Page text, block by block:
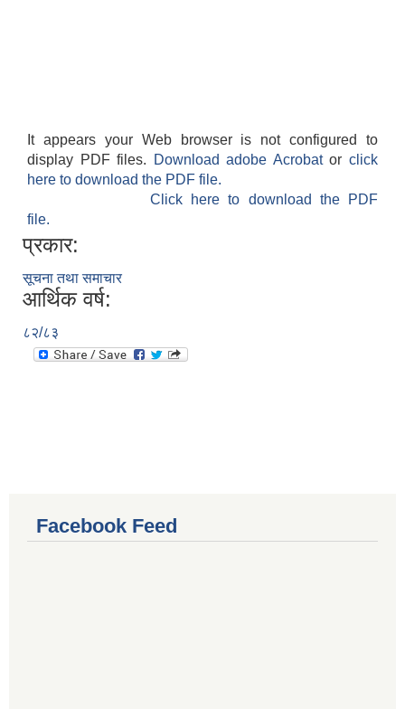
It appears your Web browser is not configured to
display PDF files.
Download adobe Acrobatorclick
here to download the PDF file.
Click here to download the PDF
file.
प्रकार:
सूचना तथा समाचार
आर्थिक वर्ष:
८२/८३
Facebook Feed